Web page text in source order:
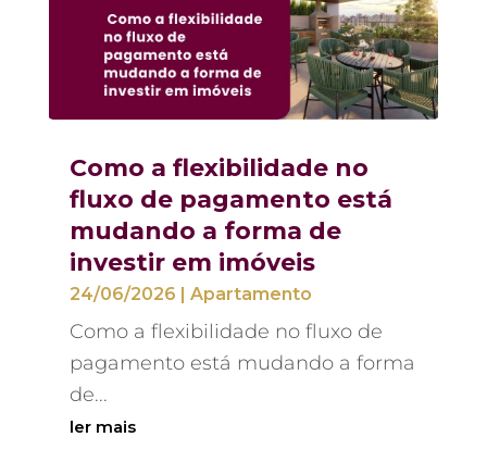
Como a flexibilidade no
fluxo de pagamento está
mudando a forma de
investir em imóveis
24/06/2026 Apartamento
Como a flexibilidade no fluxo de
pagamento está mudando a forma
de...
ler mais